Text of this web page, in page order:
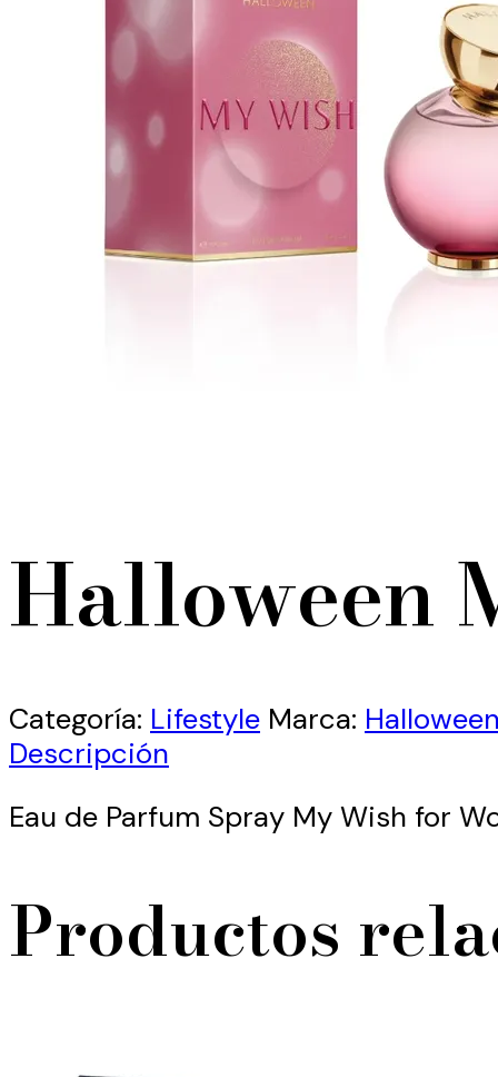
Halloween
Categoría: Lifestyle Marca:
Descripción
Eau de Parfum Spray My Wish for
Productos